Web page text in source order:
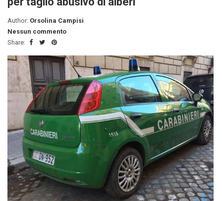
Author: Orsolina Campisi
Nessun commento
Share: